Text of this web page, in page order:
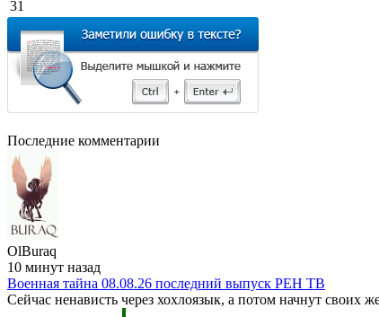
31
Последние комментарии
OlBuraq
10 минут назад
Военная тайна 08.08.26 последний выпуск РЕН ТВ
Сейчас ненависть через хохлоязык, а потом начнут своих